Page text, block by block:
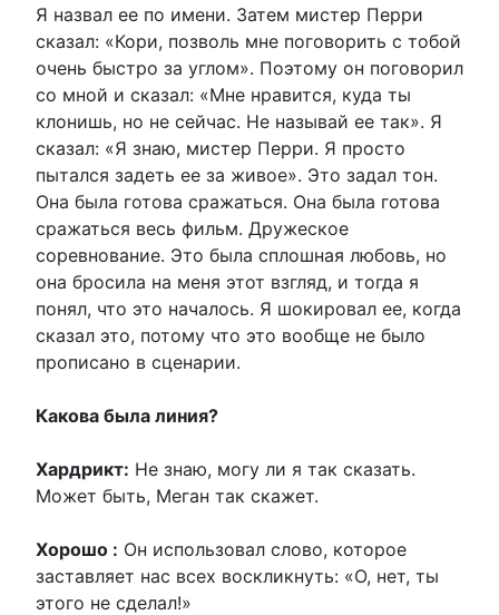
Я назвал ее по имени. Затем мистер Перри
сказал: «Кори, позволь мне поговорить с тобой
очень быстро за углом». Поэтому он поговорил
со мной и сказал: «Мне нравится, куда ты
клонишь, но не сейчас. Не называй ее так». Я
сказал: «Я знаю, мистер Перри. Я просто
пытался задеть ее за живое». Это задал тон.
Она была готова сражаться. Она была готова
сражаться весь фильм. Дружеское
соревнование. Это была сплошная любовь, но
она бросила на меня этот взгляд, и тогда я
понял, что это началось. Я шокировал ее, когда
сказал это, потому что это вообще не было
прописано в сценарии.
Какова была линия?
Хардрикт: Не знаю, могу ли я так сказать.
Может быть, Меган так скажет.
Хорошо : Он использовал слово, которое
заставляет нас всех воскликнуть: «О, нет, ты
этого не сделал!»